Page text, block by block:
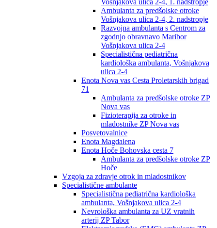
Vošnjakova ulica 2-4, 1. nadstropje
Ambulanta za predšolske otroke
Vošnjakova ulica 2-4, 2. nadstropje
Razvojna ambulanta s Centrom za
zgodnjo obravnavo Maribor
Vošnjakova ulica 2-4
Specialistična pediatrična
kardiološka ambulanta, Vošnjakova
ulica 2-4
Enota Nova vas Cesta Proletarskih brigad
71
Ambulanta za predšolske otroke ZP
Nova vas
Fizioterapija za otroke in
mladostnike ZP Nova vas
Posvetovalnice
Enota Magdalena
Enota Hoče Bohovska cesta 7
Ambulanta za predšolske otroke ZP
Hoče
Vzgoja za zdravje otrok in mladostnikov
Specialistične ambulante
Specialistična pediatrična kardiološka
ambulanta, Vošnjakova ulica 2-4
Nevrološka ambulanta za UZ vratnih
arterij ZP Tabor